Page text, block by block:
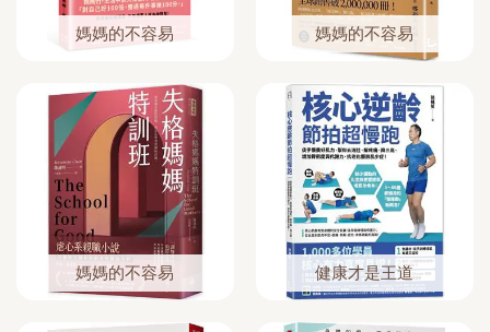
媽媽的不容易 媽媽的不容易
媽媽的不容易 健康才是王道